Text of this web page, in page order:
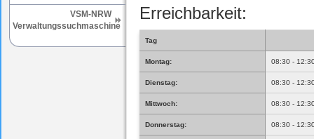
VSM-NRW
Verwaltungssuchmaschine
Erreichbarkeit:
Tag
Montag: 08:30 -
Dienstag: 08:30 -
Mittwoch: 08:30 -
Donnerstag: 08:30 -